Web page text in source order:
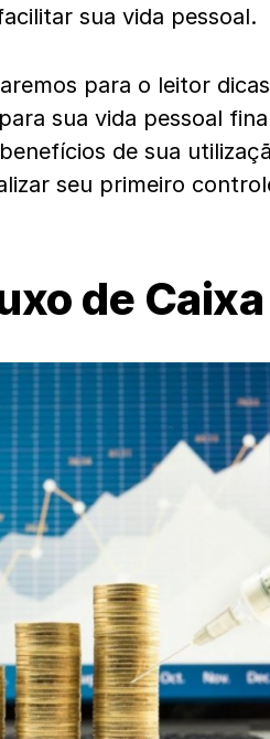
sua vida pessoal.
para o leitor
sua vida pessoal
de sua
seu primeiro
de